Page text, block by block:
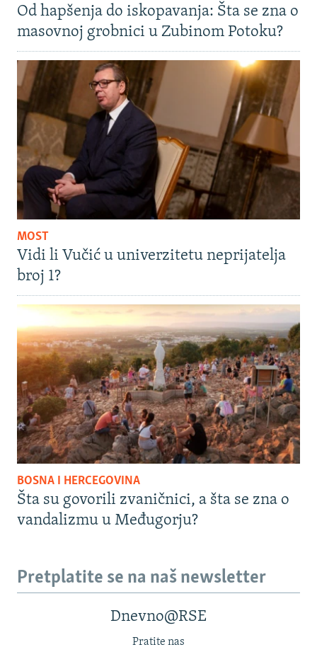
Od hapšenja do iskopavanja: Šta se zna o
masovnoj grobnici u Zubinom Potoku?
MOST
Vidi li Vučić u univerzitetu neprijatelja
broj 1?
BOSNA I HERCEGOVINA
Šta su govorili zvaničnici, a šta se zna o
vandalizmu u Međugorju?
Pretplatite se na naš newsletter
Dnevno@RSE
Pratite nas